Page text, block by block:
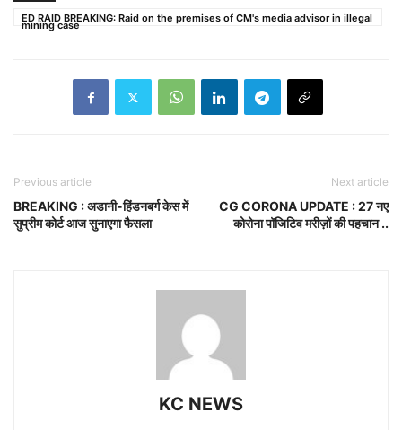
ED RAID BREAKING: Raid on the premises of CM's media advisor in illegal
mining case
Previous article
BREAKING : अडानी-हिंडनबर्ग केस में
सुप्रीम कोर्ट आज सुनाएगा फैसला
Next article
CG CORONA UPDATE : 27 नए
कोरोना पॉजिटिव मरीज़ों की पहचान ..
KC NEWS